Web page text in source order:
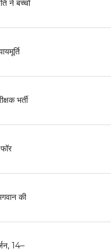
ने बच्चों
भर्ती
की
14–